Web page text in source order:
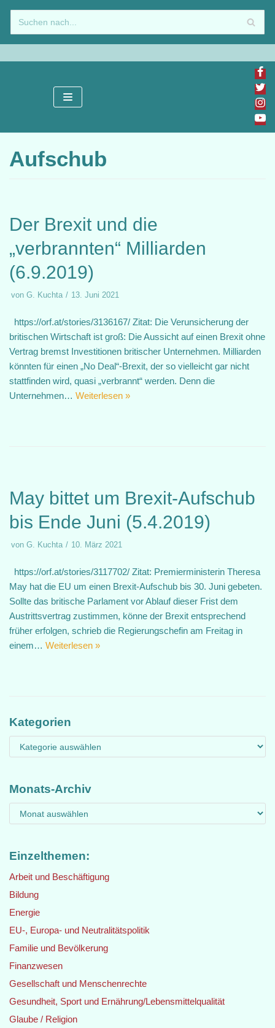
Zum
Inhalt
springen
Aufschub
Der Brexit und die
„verbrannten“ Milliarden
(6.9.2019)
von G. Kuchta 13. Juni 2021
https://orf.at/stories/3136167/ Zitat: Die Verunsicherung der
britischen Wirtschaft ist groß: Die Aussicht auf einen Brexit ohne
Vertrag bremst Investitionen britischer Unternehmen. Milliarden
könnten für einen „No Deal“-Brexit, der so vielleicht gar nicht
stattfinden wird, quasi „verbrannt“ werden. Denn die
Unternehmen… Weiterlesen »
May bittet um Brexit-Aufschub
bis Ende Juni (5.4.2019)
von G. Kuchta 10. März 2021
https://orf.at/stories/3117702/ Zitat: Premierministerin Theresa
May hat die EU um einen Brexit-Aufschub bis 30. Juni gebeten.
Sollte das britische Parlament vor Ablauf dieser Frist dem
Austrittsvertrag zustimmen, könne der Brexit entsprechend
früher erfolgen, schrieb die Regierungschefin am Freitag in
einem… Weiterlesen »
Kategorien
Monats-Archiv
Einzelthemen:
Arbeit und Beschäftigung
Bildung
Energie
EU-, Europa- und Neutralitätspolitik
Familie und Bevölkerung
Finanzwesen
Gesellschaft und Menschenrechte
Gesundheit, Sport und Ernährung/Lebensmittelqualität
Glaube / Religion